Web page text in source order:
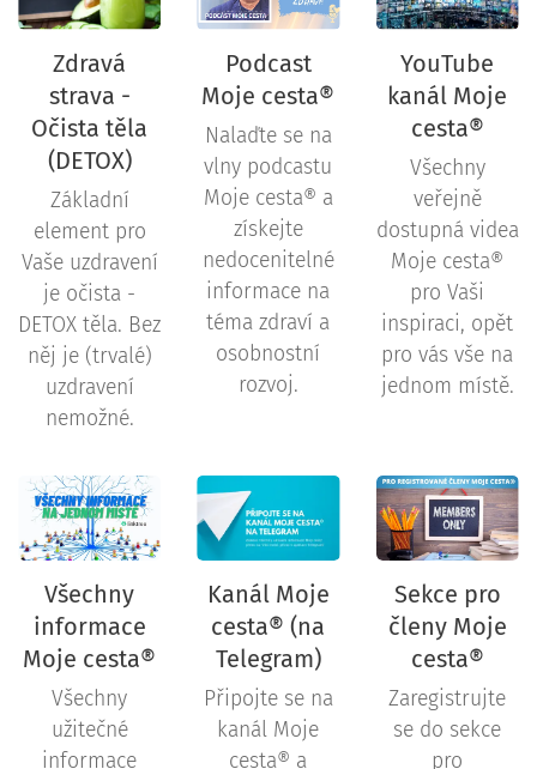
Zdravá
strava -
Očista těla
(DETOX)
Základní
element pro
Vaše uzdravení
je očista -
DETOX těla. Bez
něj je (trvalé)
uzdravení
nemožné.
Podcast
Moje cesta®
Nalaďte se na
vlny podcastu
Moje cesta® a
získejte
nedocenitelné
informace na
téma zdraví a
osobnostní
rozvoj.
YouTube
kanál Moje
cesta®
Všechny
veřejně
dostupná videa
Moje cesta®
pro Vaši
inspiraci, opět
pro vás vše na
jednom místě.
Všechny
informace
Moje cesta®
Všechny
užitečné
informace
Kanál Moje
cesta® (na
Telegram)
Připojte se na
kanál Moje
cesta® a
Sekce pro
členy Moje
cesta®
Zaregistrujte
se do sekce
pro